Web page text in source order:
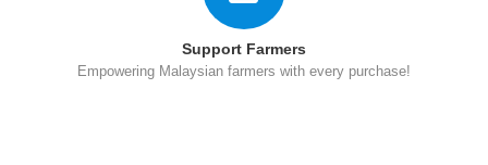
Support Farmers
Empowering Malaysian farmers with every purchase!